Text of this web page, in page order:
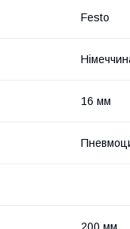
Festo
16 мм